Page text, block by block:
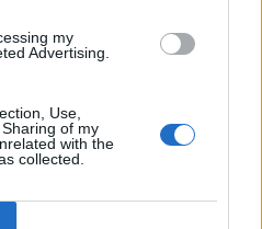
my
Advertising.
Use,
of my
with the
collected.